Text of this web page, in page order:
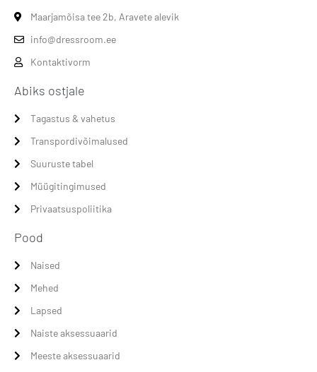
Maarjamõisa tee 2b, Aravete alevik
info@dressroom.ee
Kontaktivorm
Abiks ostjale
Tagastus & vahetus
Transpordivõimalused
Suuruste tabel
Müügitingimused
Privaatsuspoliitika
Pood
Naised
Mehed
Lapsed
Naiste aksessuaarid
Meeste aksessuaarid